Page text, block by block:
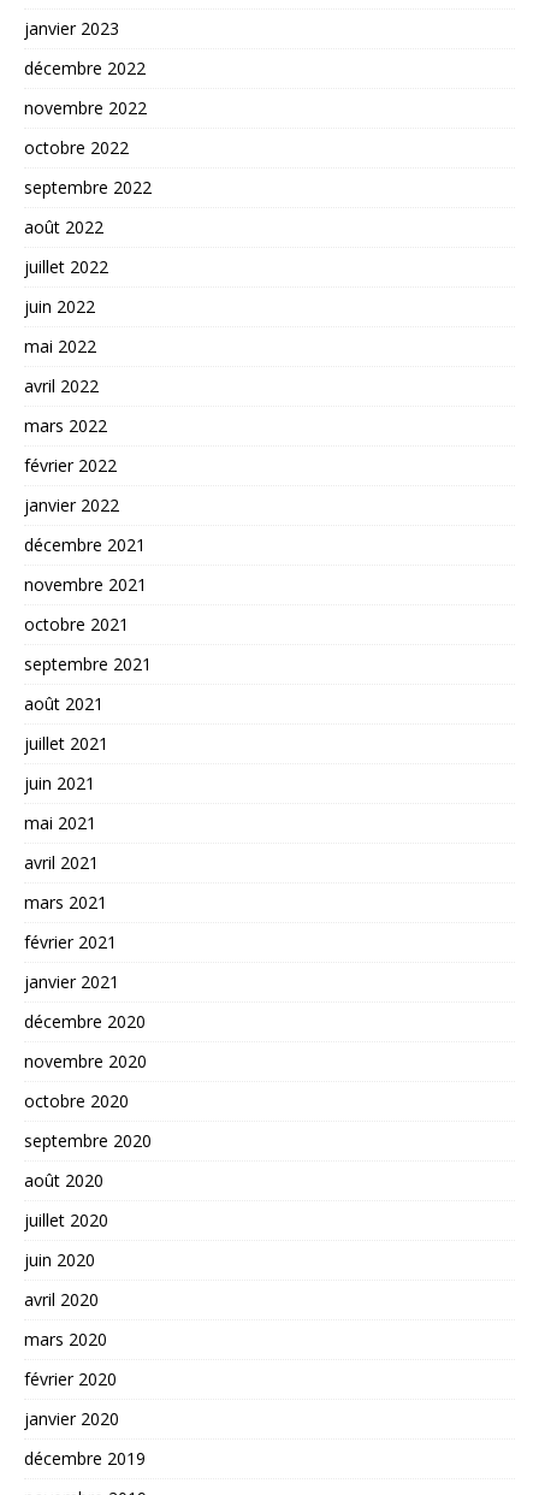
janvier 2023
décembre 2022
novembre 2022
octobre 2022
septembre 2022
août 2022
juillet 2022
juin 2022
mai 2022
avril 2022
mars 2022
février 2022
janvier 2022
décembre 2021
novembre 2021
octobre 2021
septembre 2021
août 2021
juillet 2021
juin 2021
mai 2021
avril 2021
mars 2021
février 2021
janvier 2021
décembre 2020
novembre 2020
octobre 2020
septembre 2020
août 2020
juillet 2020
juin 2020
avril 2020
mars 2020
février 2020
janvier 2020
décembre 2019